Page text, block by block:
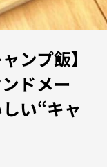
ンプ飯】
ドメー
い“キャ